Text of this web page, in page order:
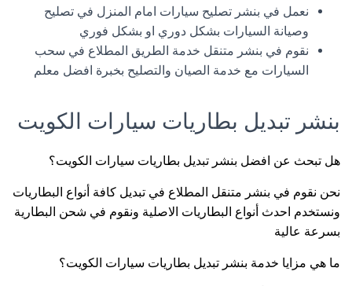
نعمل في بنشر تصليح سيارات امام المنزل في تصليح
وصيانة السيارات بشكل دوري او بشكل فوري
نقوم في بنشر متنقل خدمة الطريق المطلاع في سحب
السيارات مع خدمة الصيان والتصليح بخبرة افضل معلم
بنشر تبديل بطاريات سيارات الكويت
هل تبحث عن افضل بنشر تبديل بطاريات سيارات الكويت؟
نحن نقوم في بنشر متنقل المطلاع في تبديل كافة أنواع البطاريات
ونستخدم احدث أنواع البطاريات الاصلية ونقوم في شحن البطارية
بسرعة عالية
ما هي مزايا خدمة بنشر تبديل بطاريات سيارات الكويت؟